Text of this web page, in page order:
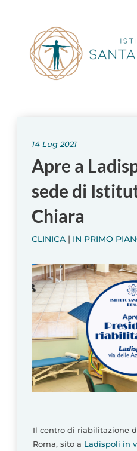
14 Lug 2021
Apre a
sede di
Chiara
CLINICA| IN PRIMO
Il centro di riabilitazione
Roma, sito a Ladispoli in